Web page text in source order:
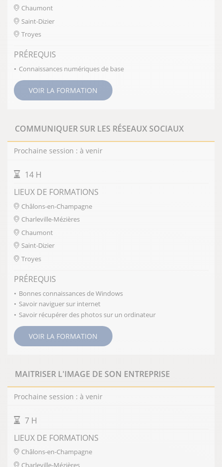
Chaumont
Saint-Dizier
Troyes
PRÉREQUIS
Connaissances numériques de base
VOIR LA FORMATION
COMMUNIQUER SUR LES RÉSEAUX SOCIAUX
Prochaine session : à venir
DURÉE DE LA FORMATION
14 H
LIEUX DE FORMATIONS
Châlons-en-Champagne
Charleville-Mézières
Chaumont
Saint-Dizier
Troyes
PRÉREQUIS
Bonnes connaissances de Windows
Savoir naviguer sur internet
Savoir récupérer des photos sur un ordinateur
VOIR LA FORMATION
MAITRISER L'IMAGE DE SON ENTREPRISE
Prochaine session : à venir
DURÉE DE LA FORMATION
7 H
LIEUX DE FORMATIONS
Châlons-en-Champagne
Charleville-Mézières